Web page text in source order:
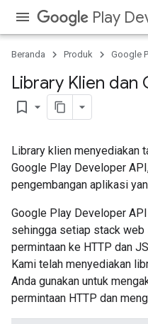
Play
Beranda Produk Google
Library Klien dan
bookmark_border
Library klien menyediakan
Google Play Developer
pengembangan aplikasi
Google Play Developer
sehingga setiap stack
permintaan ke HTTP dan
Kami telah menyediakan
Anda gunakan untuk
permintaan HTTP dan